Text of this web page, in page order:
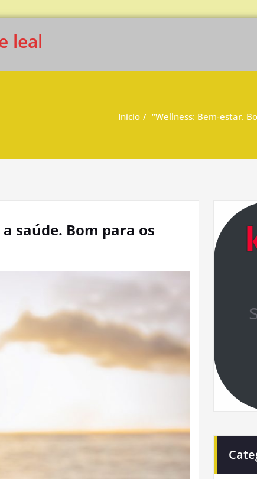
leal
Início “Wellness: Bem-estar.
saúde. Bom para os